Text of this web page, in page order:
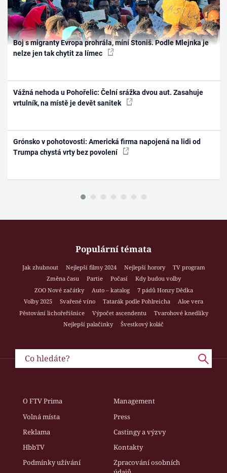
Boj s migranty Evropa prohrála, míní Stoniš. Podle Mlejnka je
nelze jen tak chytit za límec
Vážná nehoda u Pohořelic: Čelní srážka dvou aut. Zasahuje
vrtulník, na místě je devět sanitek
Grónsko v pohotovosti: Americká firma napojená na lidi od
Trumpa chystá vrty bez povolení
Populární témata
Jak zhubnout Nejlepší filmy 2024 Nejlepší horory
TV program
Změna času
Partie Počasí
Kdy budou volby
ZOO Nové začátky
Auto – katalog
7 pádů Honzy Dědka
Volby 2025
Svařené víno Tatarák podle Pohlreicha
Aloe vera
Pěstování lichořeřišnice
Výpočet ascendentu
Tvarohové knedlíky
Nejlepší palačinky
Švestkový koláč
O FTV Prima
Management
Volná místa
Press
Reklama
Castingy a výzvy
HbbTV
Kontakty
Podmínky užívání
Zpracování osobních